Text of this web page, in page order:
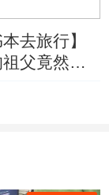
去旅行】
父竟然曾